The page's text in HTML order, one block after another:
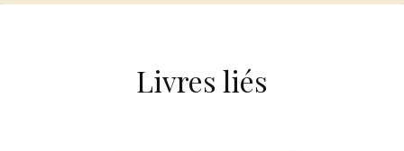
Livres liés